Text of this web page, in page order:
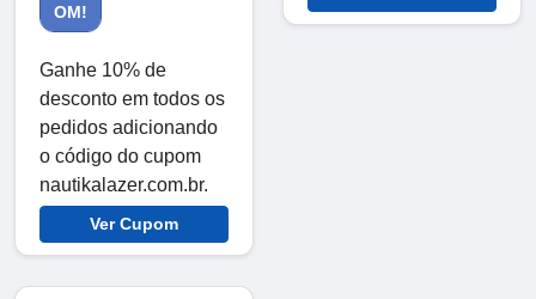
OM!
Ganhe 10% de
desconto em todos os
pedidos adicionando
o código do cupom
nautikalazer.com.br.
Ver Cupom